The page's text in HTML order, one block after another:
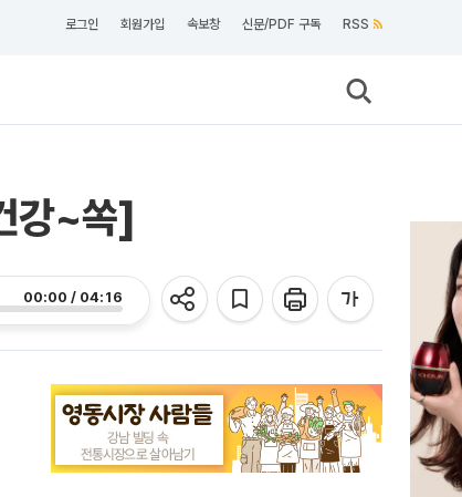
로그인 회원가입 속보창 신문/PDF 구독 RSS
강~쏙]
00:00 / 04:16